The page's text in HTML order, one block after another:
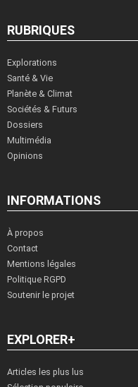
RUBRIQUES
Explorations
Santé & Vie
Planète & Climat
Sociétés & Futurs
Dossiers
Multimédia
Opinions
INFORMATIONS
À propos
Contact
Mentions légales
Politique RGPD
Soutenir le projet
EXPLORER+
Articles les plus lus